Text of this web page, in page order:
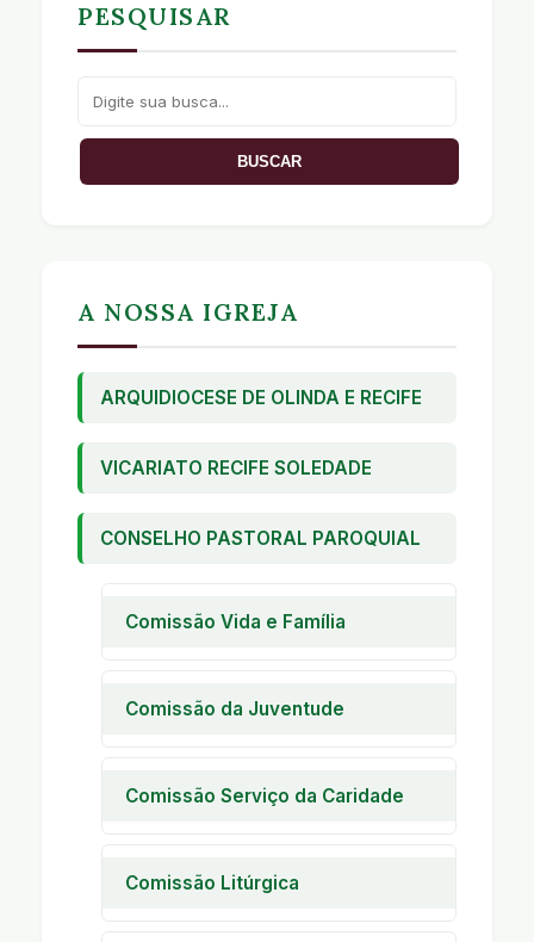
PESQUISAR
A NOSSA IGREJA
ARQUIDIOCESE DE OLINDA E RECIFE
VICARIATO RECIFE SOLEDADE
CONSELHO PASTORAL PAROQUIAL
Comissão Vida e Família
Comissão da Juventude
Comissão Serviço da Caridade
Asfora
Comissão Litúrgica